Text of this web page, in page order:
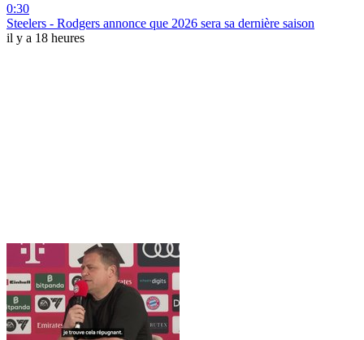
0:30
Steelers - Rodgers annonce que 2026 sera sa dernière saison
il y a 18 heures